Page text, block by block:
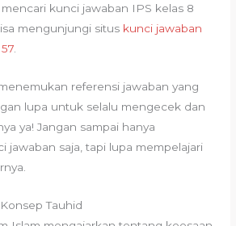
kunci jawaban IPS kelas 8
mengunjungi situs kunci jawaban
referensi jawaban yang
lupa untuk selalu mengecek dan
ya! Jangan sampai hanya
jawaban saja, tapi lupa mempelajari
Tauhid